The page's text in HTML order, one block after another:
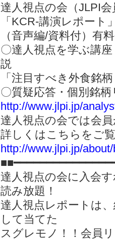
達人視点の会（JLPI
「KCR-講演レポート
（音声編/資料付）有
〇達人視点を学ぶ講
説
「注目すべき外食銘
〇質疑応答・個別銘
http://www.jlpi.jp/
達人視点の会では会
詳しくはこちらをご
http://www.jlpi.jp/
達人視点の会に入会
読み放題！
達人視点レポートは
して当てた
スグレモノ！！会員